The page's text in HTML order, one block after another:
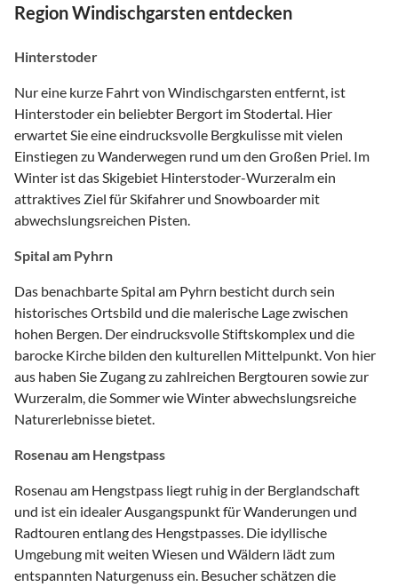
Region Windischgarsten entdecken
Hinterstoder
Nur eine kurze Fahrt von Windischgarsten entfernt, ist
Hinterstoder ein beliebter Bergort im Stodertal. Hier
erwartet Sie eine eindrucksvolle Bergkulisse mit vielen
Einstiegen zu Wanderwegen rund um den Großen Priel. Im
Winter ist das Skigebiet Hinterstoder-Wurzeralm ein
attraktives Ziel für Skifahrer und Snowboarder mit
abwechslungsreichen Pisten.
Spital am Pyhrn
Das benachbarte Spital am Pyhrn besticht durch sein
historisches Ortsbild und die malerische Lage zwischen
hohen Bergen. Der eindrucksvolle Stiftskomplex und die
barocke Kirche bilden den kulturellen Mittelpunkt. Von hier
aus haben Sie Zugang zu zahlreichen Bergtouren sowie zur
Wurzeralm, die Sommer wie Winter abwechslungsreiche
Naturerlebnisse bietet.
Rosenau am Hengstpass
Rosenau am Hengstpass liegt ruhig in der Berglandschaft
und ist ein idealer Ausgangspunkt für Wanderungen und
Radtouren entlang des Hengstpasses. Die idyllische
Umgebung mit weiten Wiesen und Wäldern lädt zum
entspannten Naturgenuss ein. Besucher schätzen die